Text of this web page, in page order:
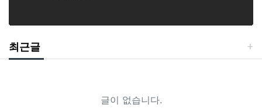
최근글
글이 없습니다.